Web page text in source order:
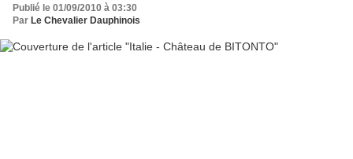
Publié le 01/09/2010 à 03:30
Par Le Chevalier Dauphinois